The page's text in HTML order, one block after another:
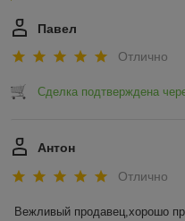
Павел
Отлично
Сделка подтверждена
Антон
Отлично
Вежливый продавец,хорошо